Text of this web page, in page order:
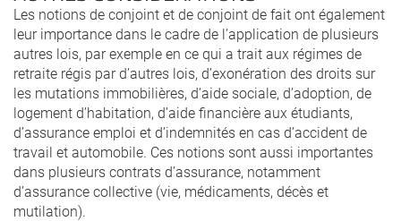
Les notions de conjoint et de conjoint de fait ont également
leur importance dans le cadre de l’application de plusieurs
autres lois, par exemple en ce qui a trait aux régimes de
retraite régis par d’autres lois, d’exonération des droits sur
les mutations immobilières, d’aide sociale, d’adoption, de
logement d’habitation, d’aide financière aux étudiants,
d’assurance emploi et d’indemnités en cas d’accident de
travail et automobile. Ces notions sont aussi importantes
dans plusieurs contrats d’assurance, notamment
d’assurance collective (vie, médicaments, décès et
mutilation).